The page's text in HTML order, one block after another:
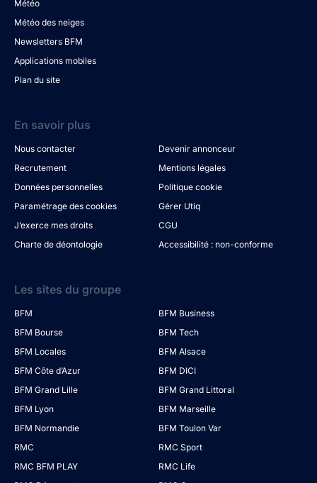
Météo
Météo des neiges
Newsletters BFM
Applications mobiles
Plan du site
En savoir plus
Nous contacter
Devenir annonceur
Recrutement
Mentions légales
Données personnelles
Politique cookie
Paramétrage des cookies
Gérer Utiq
J’exerce mes droits
CGU
Charte de déontologie
Accessibilité : non-conforme
Les sites du groupe
BFM
BFM Business
BFM Bourse
BFM Tech
BFM Locales
BFM Alsace
BFM Côte d’Azur
BFM DICI
BFM Grand Lille
BFM Grand Littoral
BFM Lyon
BFM Marseille
BFM Normandie
BFM Toulon Var
RMC
RMC Sport
RMC BFM PLAY
RMC Life